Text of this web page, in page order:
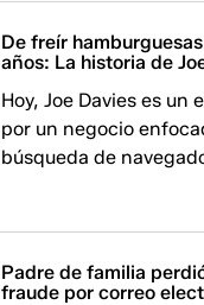
De freír
años: La historia de
Hoy, Joe Davies es
por un negocio
búsqueda de
Padre de familia
fraude por correo